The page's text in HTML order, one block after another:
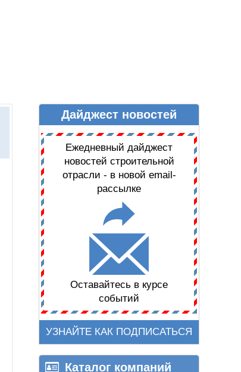
ДАЙДЖЕСТ НОВОСТЕЙДайджест новостей
Ежедневный дайджест
новостей строительной
отрасли - в новой email-
рассылке
Оставайтесь в курсе
событий
УЗНАЙТЕ КАК ПОДПИСАТЬСЯ
Каталог компаний